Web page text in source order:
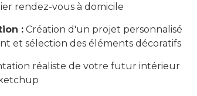
rendez-vous à domicile
: Création d'un projet personnalisé
et sélection des éléments décoratifs
réaliste de votre futur intérieur